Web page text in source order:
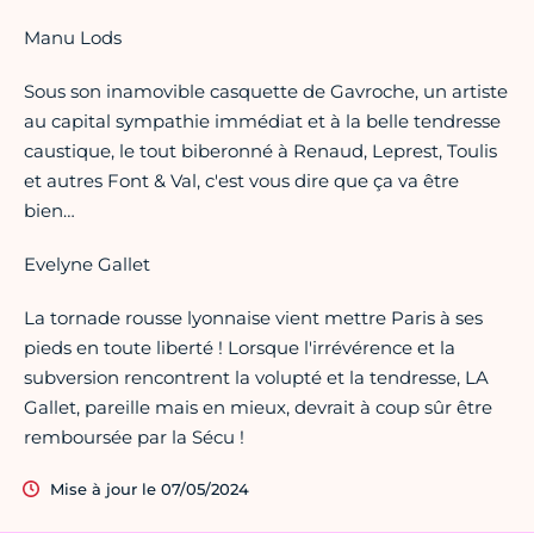
Manu Lods
Sous son inamovible casquette de Gavroche, un artiste
au capital sympathie immédiat et à la belle tendresse
caustique, le tout biberonné à Renaud, Leprest, Toulis
et autres Font & Val, c'est vous dire que ça va être
bien…
Evelyne Gallet
La tornade rousse lyonnaise vient mettre Paris à ses
pieds en toute liberté ! Lorsque l'irrévérence et la
subversion rencontrent la volupté et la tendresse, LA
Gallet, pareille mais en mieux, devrait à coup sûr être
remboursée par la Sécu !
Mise à jour le 07/05/2024